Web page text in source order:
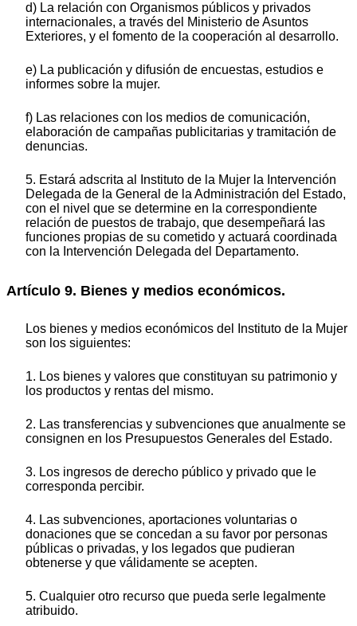
d) La relación con Organismos públicos y privados
internacionales, a través del Ministerio de Asuntos
Exteriores, y el fomento de la cooperación al desarrollo.
e) La publicación y difusión de encuestas, estudios e
informes sobre la mujer.
f) Las relaciones con los medios de comunicación,
elaboración de campañas publicitarias y tramitación de
denuncias.
5. Estará adscrita al Instituto de la Mujer la Intervención
Delegada de la General de la Administración del Estado,
con el nivel que se determine en la correspondiente
relación de puestos de trabajo, que desempeñará las
funciones propias de su cometido y actuará coordinada
con la Intervención Delegada del Departamento.
Artículo 9. Bienes y medios económicos.
Los bienes y medios económicos del Instituto de la Mujer
son los siguientes:
1. Los bienes y valores que constituyan su patrimonio y
los productos y rentas del mismo.
2. Las transferencias y subvenciones que anualmente se
consignen en los Presupuestos Generales del Estado.
3. Los ingresos de derecho público y privado que le
corresponda percibir.
4. Las subvenciones, aportaciones voluntarias o
donaciones que se concedan a su favor por personas
públicas o privadas, y los legados que pudieran
obtenerse y que válidamente se acepten.
5. Cualquier otro recurso que pueda serle legalmente
atribuido.